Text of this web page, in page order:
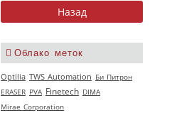
Облако меток
Optilia TWS Automation Би Питрон
ERASER PVA Finetech DIMA
Mirae Corporation